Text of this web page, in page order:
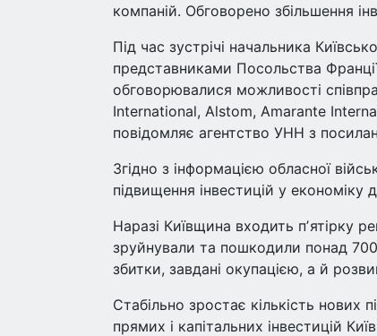
компаній. Обговорено збільшення
Під час зустрічі начальника
представниками Посольства
обговорювалися можливості
International, Alstom, Amarante
повідомляє агентство УНН з
Згідно з інформацією обласної
підвищення інвестицій у економіку
Наразі Київщина входить пʼятірку
зруйнували та пошкодили понад
збитки, завдані окупацією, а й
Стабільно зростає кількість
прямих і капітальних інвестицій